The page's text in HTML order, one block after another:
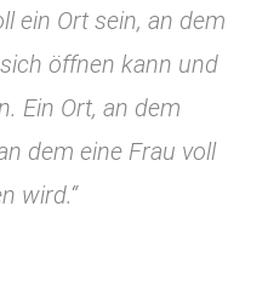
ein Ort sein, an dem
öffnen kann und
Ein Ort, an dem
dem eine Frau voll
wird.“